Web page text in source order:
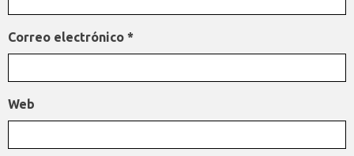
Correo electrónico *
Web